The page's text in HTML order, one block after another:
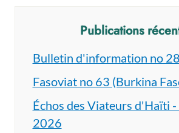
Publications
Bulletin d'information no
Fasoviat no 63 (Burkina
Échos des Viateurs d'Haïti
2026